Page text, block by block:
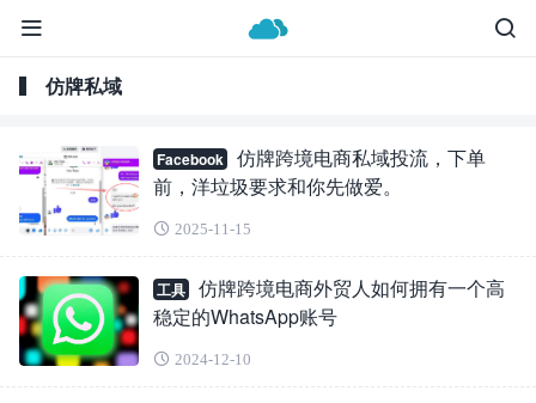
仿牌私域
Facebook
仿牌跨境电商私域投流，下单
前，洋垃圾要求和你先做爱。
2025-11-15
工具
仿牌跨境电商外贸人如何拥有一个高
稳定的WhatsApp账号
2024-12-10